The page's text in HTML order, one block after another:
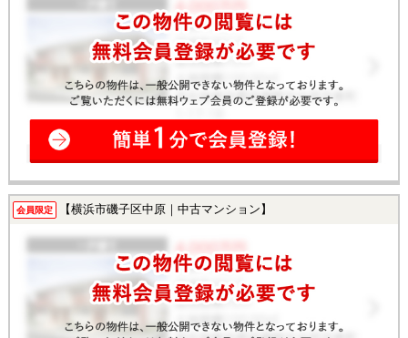
会員限定 【横浜市磯子区中原｜中古マンション】